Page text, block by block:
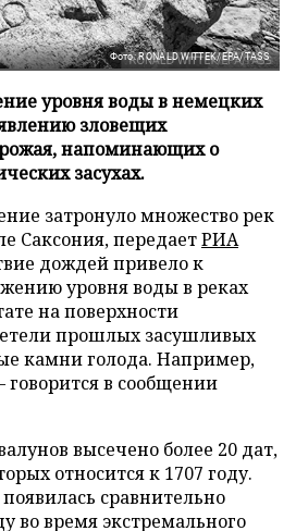
Фото: RONALD WITTEK/EPA/TASS
уровня воды в немецких
зловещих
напоминающих о
засухах.
затронуло множество рек
Саксония, передаетРИА
дождей привело к
уровня воды в реках
на поверхности
прошлых засушливых
камни голода. Например,
говорится в сообщении
высечено более 20 дат,
относится к 1707 году.
сравнительно
во время экстремального